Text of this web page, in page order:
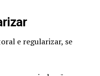
e regularizar, se